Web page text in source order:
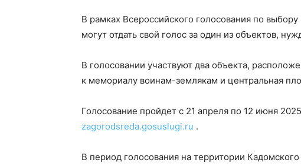
В рамках Всероссийского голосования по
могут отдать свой голос за один из объектов,
В голосовании участвуют два объекта,
к мемориалу воинам-землякам и центральная
Голосование пройдет с 21 апреля по 12 июня
zagorodsreda.gosuslugi.ru .
В период голосования на территории